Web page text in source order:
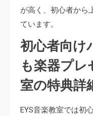
が高く、初心者から
ています。
初心者向け
も楽器プレ
室の特典詳
EYS音楽教室では初